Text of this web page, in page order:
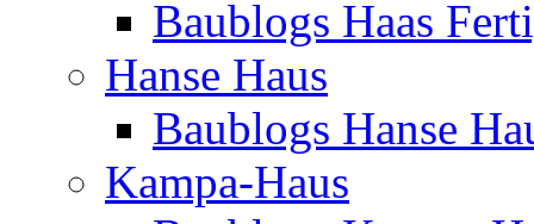
Baublogs Haas
Hanse Haus
Baublogs Hanse
Kampa-Haus